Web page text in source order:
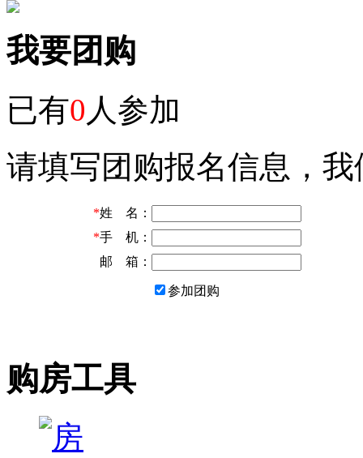
我要团购
已有0 人参加
请填写团购报名信息，
*姓 名：
*手 机：
邮 箱：
参加团购
购房工具